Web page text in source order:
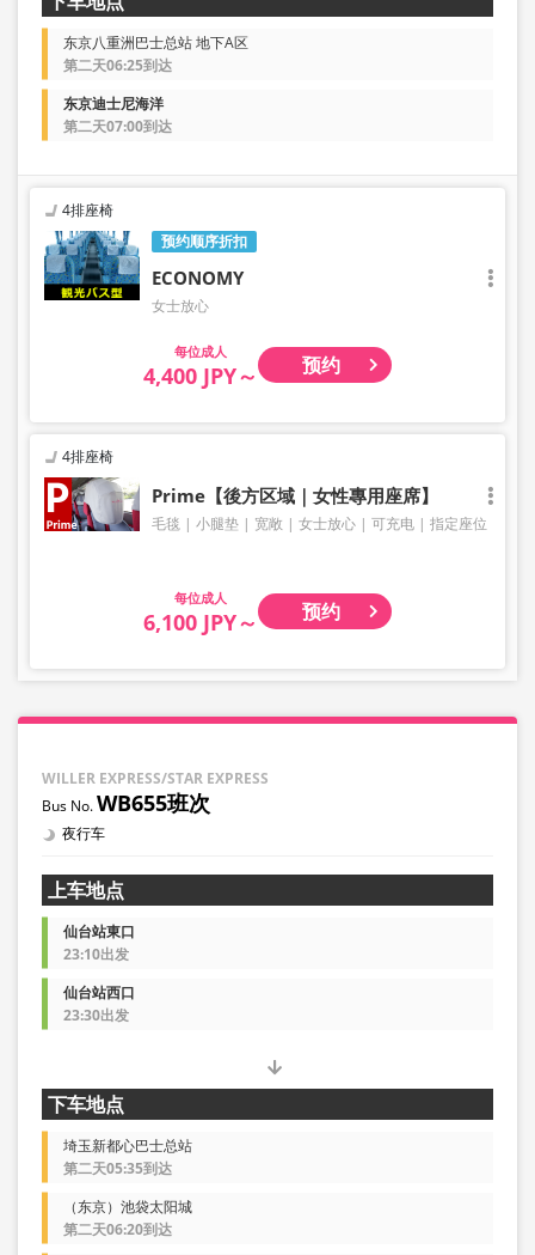
东京八重洲巴士总站 地下A区
第二天06:25到达
东京迪士尼海洋
第二天07:00到达
预约顺序折扣
4排座椅
ECONOMY
女士放心
成人
4,400 JPY～ 预约
4排座椅
Prime【後方区域｜女性專用座席】
毛毯 小腿垫 宽敞 女士放心 可充电 指定座位
成人
6,100 JPY～ 预约
WILLER EXPRESS/STAR EXPRESS
WB655班次
夜行车
上车地点
仙台站東口
23:10出发
仙台站西口
23:30出发
下车地点
埼玉新都心巴士总站
第二天05:35到达
（东京）池袋太阳城
第二天06:20到达